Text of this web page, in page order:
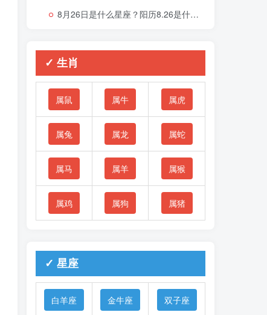
8月26日是什么星座？阳历8.26是什么星座
✓ 生肖
属鼠 属牛 属虎
属兔 属龙 属蛇
属马 属羊 属猴
属鸡 属狗 属猪
✓ 星座
白羊座 金牛座 双子座